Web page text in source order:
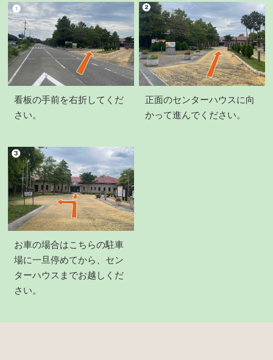
看板の手前を右折してくだ
さい。
正面のセンターハウスに向
かって進んでください。
お車の場合はこちらの駐車
場に一旦停めてから、セン
ターハウスまでお越しくだ
さい。